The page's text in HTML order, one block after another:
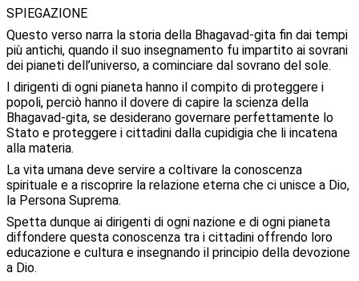
SPIEGAZIONE
Questo verso narra la storia della Bhagavad-gita fin dai tempi
più antichi, quando il suo insegnamento fu impartito ai sovrani
dei pianeti dell’universo, a cominciare dal sovrano del sole.
I dirigenti di ogni pianeta hanno il compito di proteggere i
popoli, perciò hanno il dovere di capire la scienza della
Bhagavad-gita, se desiderano governare perfettamente lo
Stato e proteggere i cittadini dalla cupidigia che li incatena
alla materia.
La vita umana deve servire a coltivare la conoscenza
spirituale e a riscoprire la relazione eterna che ci unisce a Dio,
la Persona Suprema.
Spetta dunque ai dirigenti di ogni nazione e di ogni pianeta
diffondere questa conoscenza tra i cittadini offrendo loro
educazione e cultura e insegnando il principio della devozione
a Dio.